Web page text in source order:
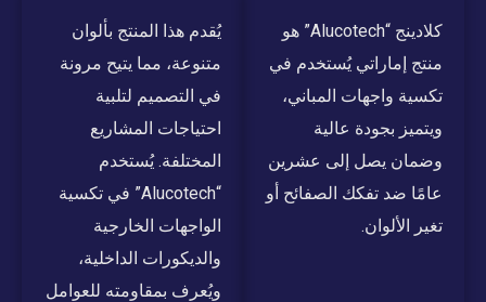
كلادينج “Alucotech” هو
منتج إماراتي يُستخدم في
تكسية واجهات المباني،
ويتميز بجودة عالية
وضمان يصل إلى عشرين
عامًا ضد تفكك الصفائح أو
تغير الألوان.
يُقدم هذا المنتج بألوان
متنوعة، مما يتيح مرونة
في التصميم لتلبية
احتياجات المشاريع
المختلفة. يُستخدم
“Alucotech” في تكسية
الواجهات الخارجية
والديكورات الداخلية،
ويُعرف بمقاومته للعوامل